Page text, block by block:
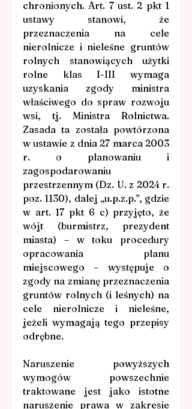
chronionych. Art. 7 ust. 2 pkt 1
ustawy stanowi, że
przeznaczenia na cele
nierolnicze i nieleśne gruntów
rolnych stanowiących użytki
rolne klas I-III wymaga
uzyskania zgody ministra
właściwego do spraw rozwoju
wsi, tj. Ministra Rolnictwa.
Zasada ta została powtórzona
w ustawie z dnia 27 marca 2003
r. o planowaniu i
zagospodarowaniu
przestrzennym (Dz. U. z 2024 r.
poz. 1130), dalej „u.p.z.p.”, gdzie
w art. 17 pkt 6 c) przyjęto, że
wójt (burmistrz, prezydent
miasta) – w toku procedury
opracowania planu
miejscowego – występuje o
zgody na zmianę przeznaczenia
gruntów rolnych (i leśnych) na
cele nierolnicze i nieleśne,
jeżeli wymagają tego przepisy
odrębne.
Naruszenie powyższych
wymogów powszechnie
traktowane jest jako istotne
naruszenie prawa w zakresie